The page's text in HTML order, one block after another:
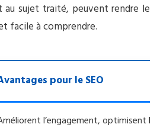
sujet traité, peuvent rendre le
facile à comprendre.
pour le SEO
l’engagement, optimisent